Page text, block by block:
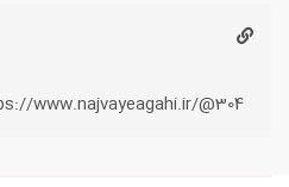
www.najvayeagahi.ir/@304